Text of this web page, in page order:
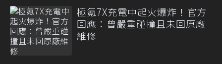
極氪7X充電中起火爆炸！官方
回應：曾嚴重碰撞且未回原廠
維修